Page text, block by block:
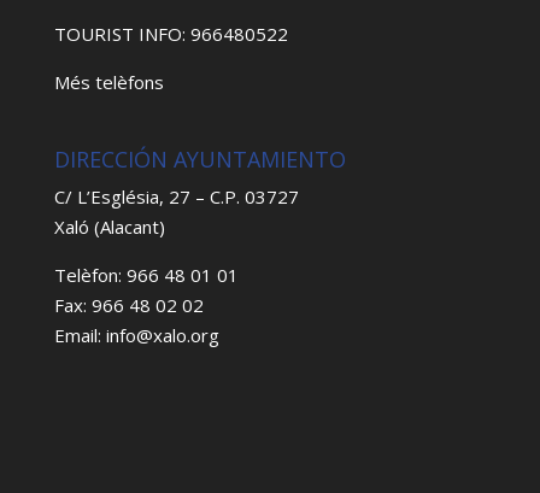
TOURIST INFO: 966480522
Més telèfons
DIRECCIÓN AYUNTAMIENTO
C/ L’Església, 27 – C.P. 03727
Xaló (Alacant)
Telèfon: 966 48 01 01
Fax: 966 48 02 02
Email: info@xalo.org